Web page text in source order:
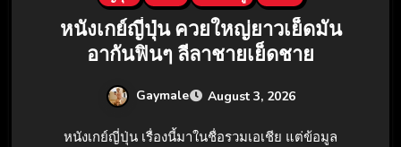
หนังเกย์ญี่ปุ่น ควยใหญ่ยาวเย็ดมัน
อากันฟินๆ ลีลาชายเย็ดชาย
Gaymale August 3, 2026
หนังเกย์ญี่ปุ่น เรื่องนี้มาในชื่อรวมเอเชีย แต่ข้อมูล